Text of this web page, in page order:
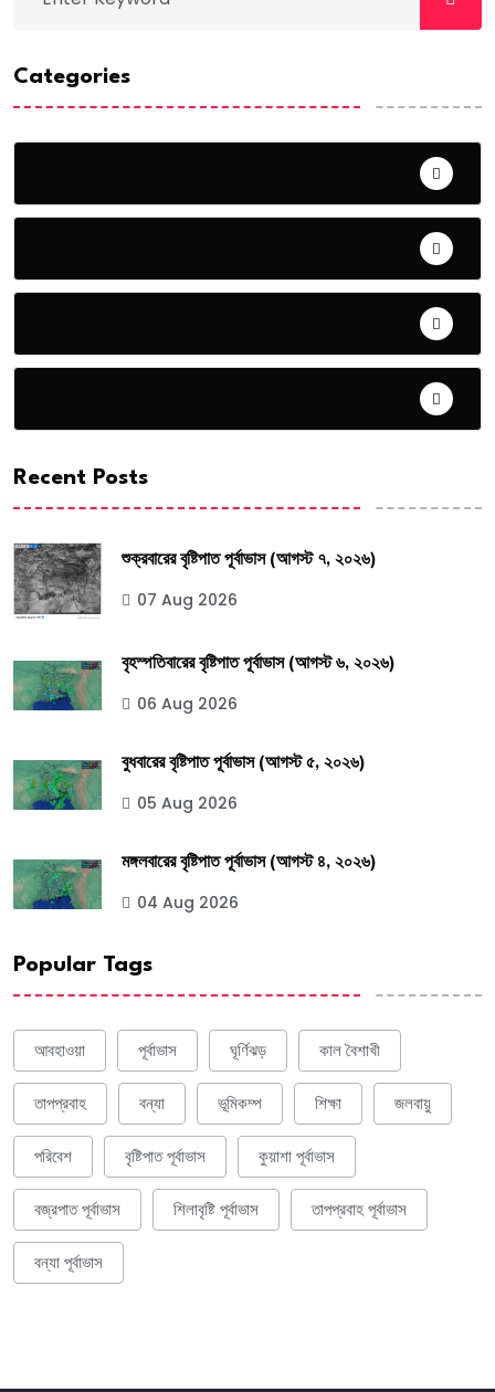
Categories
Recent Posts
শুক্রবারের বৃষ্টিপাত পূর্বাভাস (আগস্ট ৭, ২০২৬)
07 Aug 2026
বৃহস্পতিবারের বৃষ্টিপাত পূর্বাভাস (আগস্ট ৬, ২০২৬)
06 Aug 2026
বুধবারের বৃষ্টিপাত পূর্বাভাস (আগস্ট ৫, ২০২৬)
05 Aug 2026
মঙ্গলবারের বৃষ্টিপাত পূর্বাভাস (আগস্ট ৪, ২০২৬)
04 Aug 2026
Popular Tags
আবহাওয়া পূর্বাভাস ঘূর্ণিঝড় কাল বৈশাখী
তাপপ্রবাহ বন্যা ভূমিকম্প শিক্ষা জলবায়ু
পরিবেশ বৃষ্টিপাত পূর্বাভাস কুয়াশা পূর্বাভাস
বজ্রপাত পূর্বাভাস শিলাবৃষ্টি পূর্বাভাস তাপপ্রবাহ পূর্বাভাস
বন্যা পূর্বাভাস